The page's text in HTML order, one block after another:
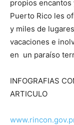
propios
Puerto Rico les
y miles de
vacaciones e
en un paraíso
INFOGRAFIAS
ARTICULO